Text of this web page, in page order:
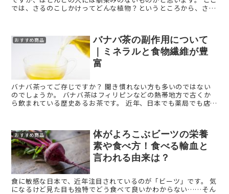
では、さるのこしかけってどんな植物？というところから、さる
おすすめ商品
バナバ茶の副作用について
｜ミネラルと食物繊維が豊
富
バナバ茶ってご存じですか？ 聞き慣れない方も多いのではない
のでしょうか。 バナバ茶はフィリピンなどの熱帯地方で古くか
ら飲まれている歴史あるお茶です。 近年、日本でも薬局でも店頭
おすすめ商品
体がよろこぶビーツの栄養
素や食べ方！食べる輸血と
言われる由来は？
食に敏感な日本で、近年注目されているのが「ビーツ」です。 気
になるけど見た目も独特でどう食べて良いかわからない……そん